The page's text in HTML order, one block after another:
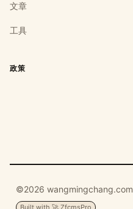
文章
工具
政策
©2026 wangmingchang.com
Built with 🚀 ZfcmsPro